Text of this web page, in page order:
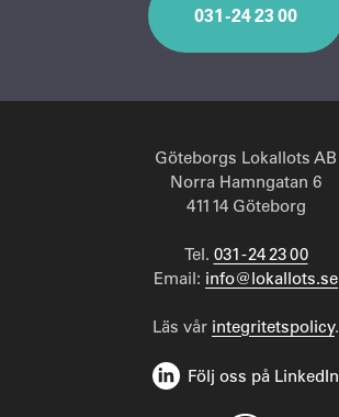
031 - 24 23 00
Göteborgs Lokallots AB
Norra Hamngatan 6
411 14 Göteborg
Tel. 031 - 24 23 00
Email: info@lokallots.se
Läs vår integritetspolicy.
Följ oss på LinkedIn